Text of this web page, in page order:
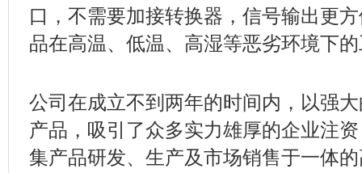
口，不需要加接转换器，信号输出更
品在高温、低温、高湿等恶劣环境下
公司在成立不到两年的时间内，以强
产品，吸引了众多实力雄厚的企业注
集产品研发、生产及市场销售于一体